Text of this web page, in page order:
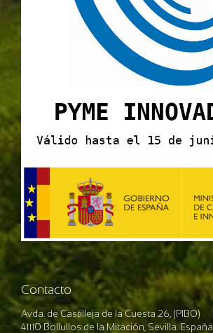
Contacto
Avda. de Castilleja de la Cuesta 26, (PIBO)
41110 Bollullos de la Mitación, Sevilla. España.